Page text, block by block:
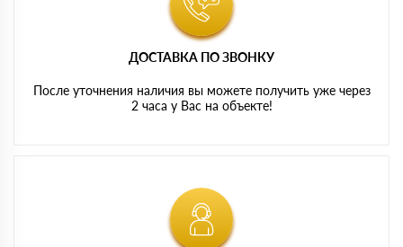
ДОСТАВКА ПО ЗВОНКУ
После уточнения наличия вы можете получить уже через
2 часа у Вас на объекте!